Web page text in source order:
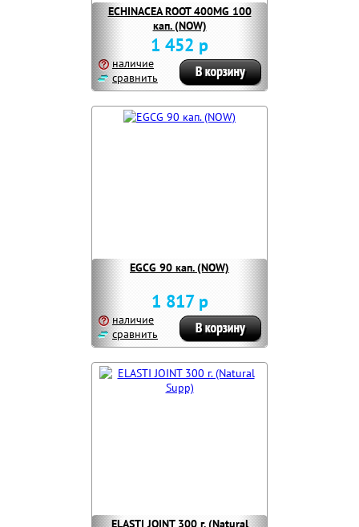
ECHINACEA ROOT 400MG 100
кап. (NOW)
1 452 р
наличие
сравнить
EGCG 90 кап. (NOW)
1 817 р
наличие
сравнить
ELASTI JOINT 300 г. (Natural